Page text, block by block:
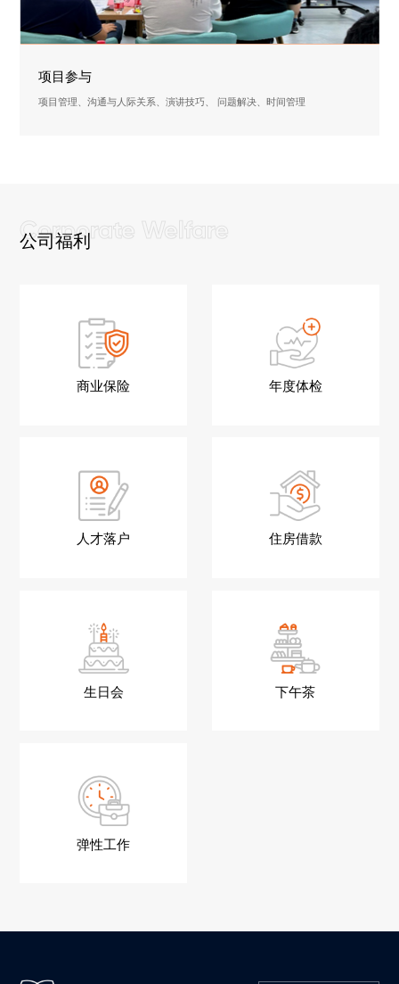
项目参与
项目管理、沟通与人际关系、演讲技巧、 问题解决、时间管理
公司福利
商业保险 年度体检
人才落户 住房借款
生日会 下午茶
弹性工作